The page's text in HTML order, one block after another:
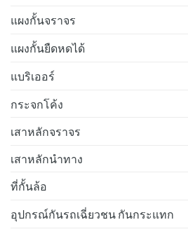
แผงกั้นจราจร
แผงกั้นยืดหดได้
แบริเออร์
กระจกโค้ง
เสาหลักจราจร
เสาหลักนำทาง
ที่กั้นล้อ
อุปกรณ์กันรถเฉี่ยวชน กันกระแทก